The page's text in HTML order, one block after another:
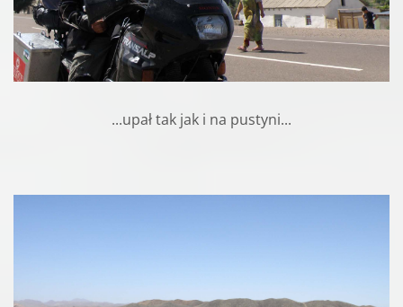
...upał tak jak i na pustyni...